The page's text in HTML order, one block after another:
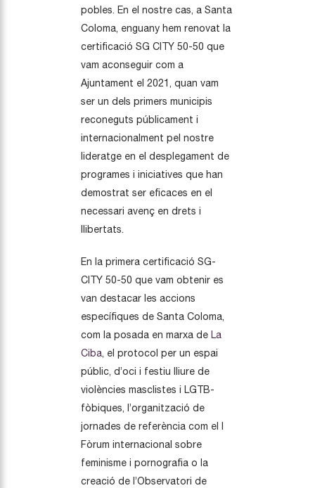
pobles. En el nostre cas, a Santa
Coloma, enguany hem renovat la
certificació SG CITY 50-50 que
vam aconseguir com a
Ajuntament el 2021, quan vam
ser un dels primers municipis
reconeguts públicament i
internacionalment pel nostre
lideratge en el desplegament de
programes i iniciatives que han
demostrat ser eficaces en el
necessari avenç en drets i
llibertats.
En la primera certificació SG-
CITY 50-50 que vam obtenir es
van destacar les accions
específiques de Santa Coloma,
com la posada en marxa de La
Ciba, el protocol per un espai
públic, d’oci i festiu lliure de
violències masclistes i LGTB-
fòbiques, l’organització de
jornades de referència com el I
Fòrum internacional sobre
feminisme i pornografia o la
creació de l’Observatori de